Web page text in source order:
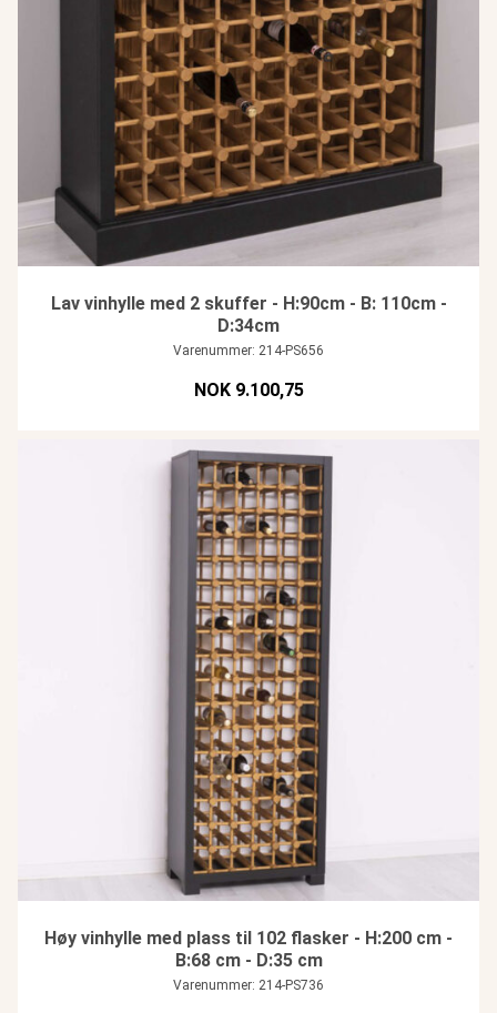
Lav vinhylle med 2 skuffer - H:90cm - B: 110cm -
D:34cm
Varenummer: 214-PS656
NOK 9.100,75
Høy vinhylle med plass til 102 flasker - H:200 cm -
B:68 cm - D:35 cm
Varenummer: 214-PS736